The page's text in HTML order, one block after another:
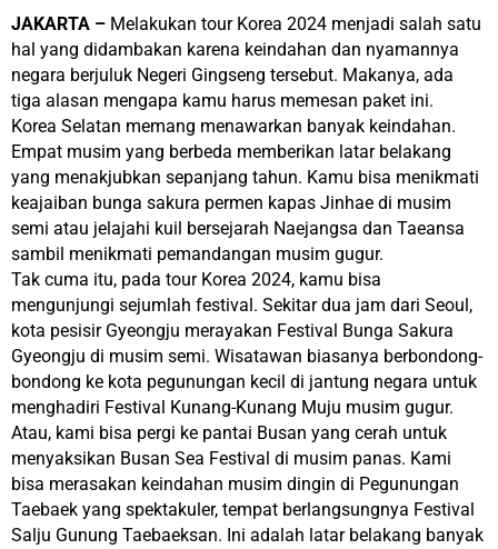
JAKARTA – Melakukan tour Korea 2024 menjadi salah satu
hal yang didambakan karena keindahan dan nyamannya
negara berjuluk Negeri Gingseng tersebut. Makanya, ada
tiga alasan mengapa kamu harus memesan paket ini.
Korea Selatan memang menawarkan banyak keindahan.
Empat musim yang berbeda memberikan latar belakang
yang menakjubkan sepanjang tahun. Kamu bisa menikmati
keajaiban bunga sakura permen kapas Jinhae di musim
semi atau jelajahi kuil bersejarah Naejangsa dan Taeansa
sambil menikmati pemandangan musim gugur.
Tak cuma itu, pada tour Korea 2024, kamu bisa
mengunjungi sejumlah festival. Sekitar dua jam dari Seoul,
kota pesisir Gyeongju merayakan Festival Bunga Sakura
Gyeongju di musim semi. Wisatawan biasanya berbondong-
bondong ke kota pegunungan kecil di jantung negara untuk
menghadiri Festival Kunang-Kunang Muju musim gugur.
Atau, kami bisa pergi ke pantai Busan yang cerah untuk
menyaksikan Busan Sea Festival di musim panas. Kami
bisa merasakan keindahan musim dingin di Pegunungan
Taebaek yang spektakuler, tempat berlangsungnya Festival
Salju Gunung Taebaeksan. Ini adalah latar belakang banyak